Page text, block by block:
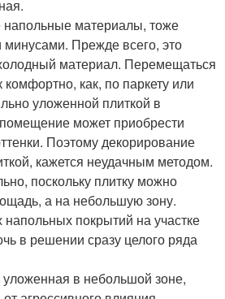
напольные материалы, тоже
Прежде всего, это
материал. Перемещаться
как, по паркету или
уложенной плиткой в
может приобрести
Поэтому декорирование
кажется неудачным методом.
поскольку плитку можно
а на небольшую зону.
покрытий на участке
в решении сразу целого ряда
в небольшой зоне,